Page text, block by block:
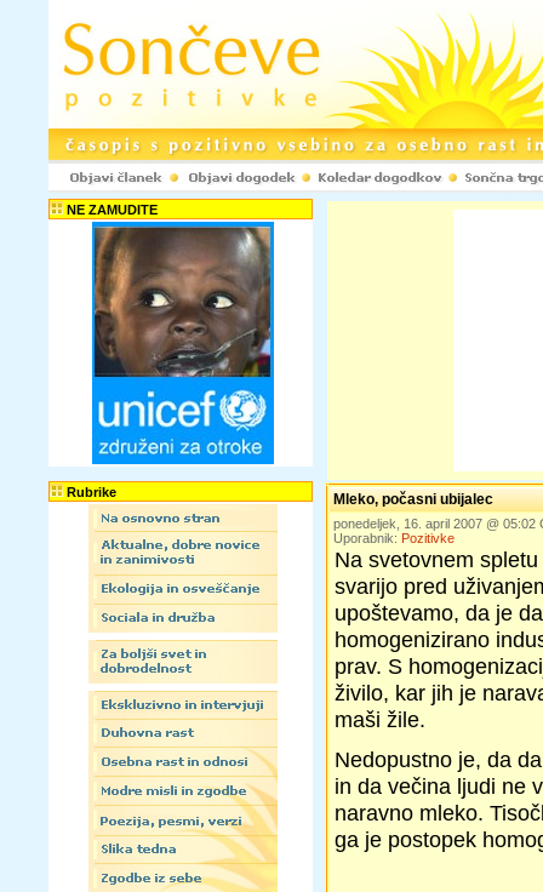
NE ZAMUDITE
Rubrike Mleko, počasni ubijalec
ponedeljek, 16. april 2007 @ 05:02
Uporabnik: Pozitivke
Na svetovnem
svarijo pred
upoštevamo, da je
homogenizirano
prav. S
živilo, kar jih je
maši žile.
Nedopustno je, da
in da večina ljudi ne
naravno mleko.
ga je postopek